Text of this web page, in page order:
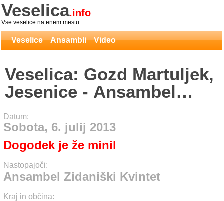
Veselica.info
Vse veselice na enem mestu
Veselice Ansambli Video
Veselica: Gozd Martuljek,
Jesenice - Ansambel
Zidaniški Kvintet
Datum:
Sobota, 6. julij 2013
Dogodek je že minil
Nastopajoči:
Ansambel Zidaniški Kvintet
Kraj in občina: